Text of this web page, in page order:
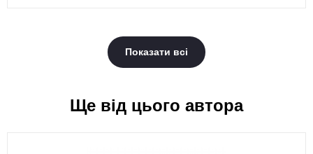
Показати всі
Ще від цього автора